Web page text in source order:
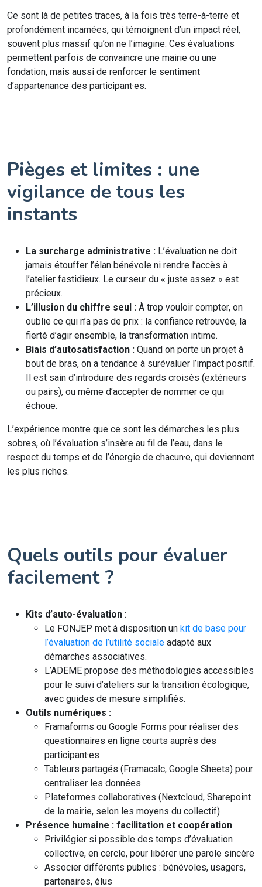
Ce sont là de petites traces, à la fois très terre-à-terre et
profondément incarnées, qui témoignent d’un impact réel,
souvent plus massif qu’on ne l’imagine. Ces évaluations
permettent parfois de convaincre une mairie ou une
fondation, mais aussi de renforcer le sentiment
d’appartenance des participant·es.
Pièges et limites : une
vigilance de tous les
instants
La surcharge administrative : L’évaluation ne doit
jamais étouffer l’élan bénévole ni rendre l’accès à
l’atelier fastidieux. Le curseur du « juste assez » est
précieux.
L’illusion du chiffre seul : À trop vouloir compter, on
oublie ce qui n’a pas de prix : la confiance retrouvée, la
fierté d’agir ensemble, la transformation intime.
Biais d’autosatisfaction : Quand on porte un projet à
bout de bras, on a tendance à surévaluer l’impact positif.
Il est sain d’introduire des regards croisés (extérieurs
ou pairs), ou même d’accepter de nommer ce qui
échoue.
L’expérience montre que ce sont les démarches les plus
sobres, où l’évaluation s’insère au fil de l’eau, dans le
respect du temps et de l’énergie de chacun·e, qui deviennent
les plus riches.
Quels outils pour évaluer
facilement ?
Kits d’auto-évaluation :
Le FONJEP met à disposition un kit de base pour
l’évaluation de l’utilité sociale adapté aux
démarches associatives.
L’ADEME propose des méthodologies accessibles
pour le suivi d’ateliers sur la transition écologique,
avec guides de mesure simplifiés.
Outils numériques :
Framaforms ou Google Forms pour réaliser des
questionnaires en ligne courts auprès des
participant·es
Tableurs partagés (Framacalc, Google Sheets) pour
centraliser les données
Plateformes collaboratives (Nextcloud, Sharepoint
de la mairie, selon les moyens du collectif)
Présence humaine : facilitation et coopération
Privilégier si possible des temps d’évaluation
collective, en cercle, pour libérer une parole sincère
Associer différents publics : bénévoles, usagers,
partenaires, élus